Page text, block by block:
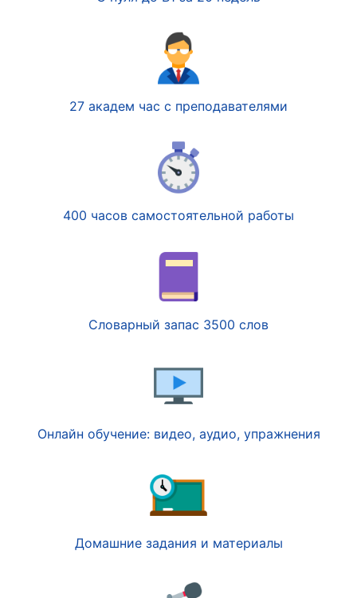
27 академ час с преподавателями
400 часов самостоятельной работы
Словарный запас 3500 слов
Онлайн обучение: видео, аудио, упражнения
Домашние задания и материалы